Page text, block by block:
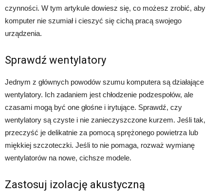
czynności. W tym artykule dowiesz się, co możesz zrobić, aby
komputer nie szumiał i cieszyć się cichą pracą swojego
urządzenia.
Sprawdź wentylatory
Jednym z głównych powodów szumu komputera są działające
wentylatory. Ich zadaniem jest chłodzenie podzespołów, ale
czasami mogą być one głośne i irytujące. Sprawdź, czy
wentylatory są czyste i nie zanieczyszczone kurzem. Jeśli tak,
przeczyść je delikatnie za pomocą sprężonego powietrza lub
miękkiej szczoteczki. Jeśli to nie pomaga, rozważ wymianę
wentylatorów na nowe, cichsze modele.
Zastosuj izolację akustyczną